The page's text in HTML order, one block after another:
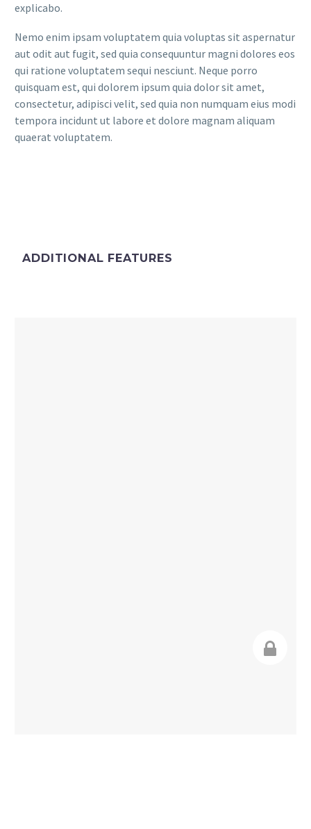
explicabo.
Nemo enim ipsam voluptatem quia voluptas sit aspernatur
aut odit aut fugit, sed quia consequuntur magni dolores eos
qui ratione voluptatem sequi nesciunt. Neque porro
quisquam est, qui dolorem ipsum quia dolor sit amet,
consectetur, adipisci velit, sed quia non numquam eius modi
tempora incidunt ut labore et dolore magnam aliquam
quaerat voluptatem.
ADDITIONAL FEATURES